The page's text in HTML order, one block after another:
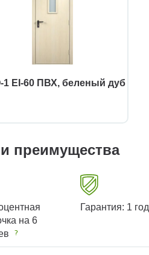
EI-60 ПВХ, беленый дуб
преимущества
на 6
Гарантия: 1 год